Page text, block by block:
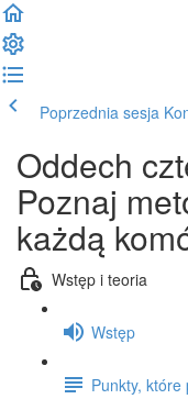
Poprzednia sesja
Oddech
Poznaj
każdą
Wstęp i teoria
Wstęp
Punkty,